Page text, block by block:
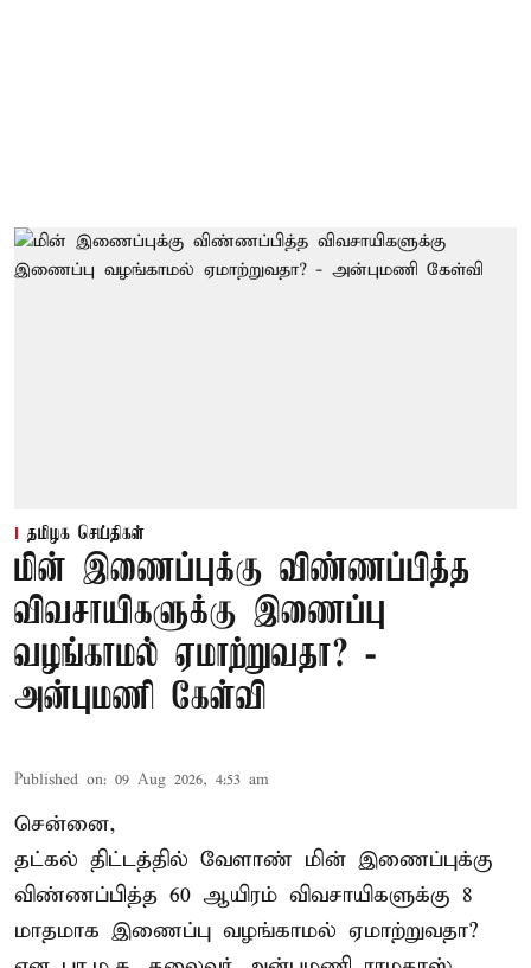
தமிழக செய்திகள்
மின் இணைப்புக்கு விண்ணப்பித்த
விவசாயிகளுக்கு இணைப்பு
வழங்காமல் ஏமாற்றுவதா? -
அன்புமணி கேள்வி
Published on: 09 Aug 2026, 4:53 am
சென்னை,
தட்கல் திட்டத்தில் வேளாண் மின் இணைப்புக்கு
விண்ணப்பித்த 60 ஆயிரம் விவசாயிகளுக்கு 8
மாதமாக இணைப்பு வழங்காமல் ஏமாற்றுவதா?